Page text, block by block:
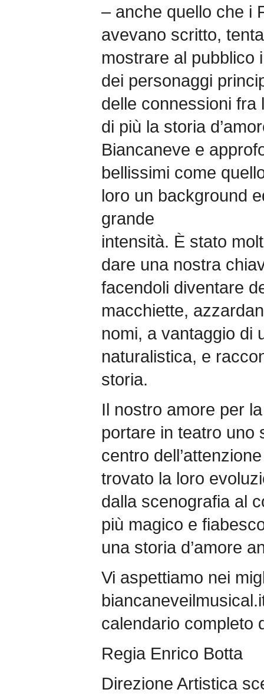
– anche quello che i
avevano scritto,
mostrare al pubblico
dei personaggi
delle connessioni
di più la storia
Biancaneve e
bellissimi come
loro un background
grande
intensità. È stato
dare una nostra
facendoli diventare
macchiette,
nomi, a vantaggio di
naturalistica, e
storia.
Il nostro amore per
portare in teatro uno
centro
trovato la loro
dalla scenografia al
più magico e
una storia d’amore
Vi aspettiamo nei
calendario completo
Regia Enrico Botta
Direzione Artistica